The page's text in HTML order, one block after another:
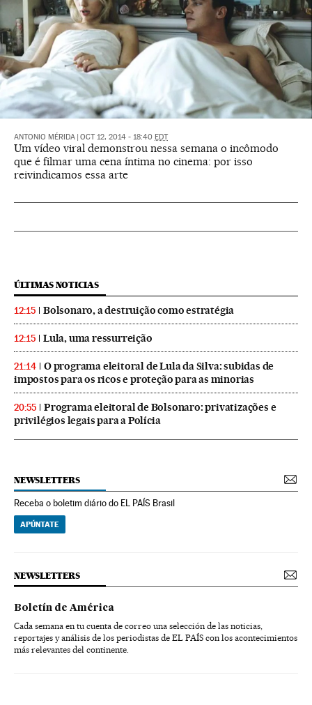
ANTONIO MÉRIDA OCT 12, 2014 - 18:40 EDT
Um vídeo viral demonstrou nessa semana o incômodo
que é filmar uma cena íntima no cinema: por isso
reivindicamos essa arte
ÚLTIMAS NOTICIAS
12:15 Bolsonaro, a destruição como estratégia
12:15 Lula, uma ressurreição
21:14
O programa eleitoral de Lula da Silva: subidas de
impostos para os ricos e proteção para as minorias
20:55
Programa eleitoral de Bolsonaro: privatizações e
privilégios legais para a Polícia
NEWSLETTERS
Receba o boletim diário do EL PAÍS Brasil
APÚNTATE
NEWSLETTERS
Boletín de América
Cada semana en tu cuenta de correo una selección de las noticias,
reportajes y análisis de los periodistas de EL PAÍS con los acontecimientos
más relevantes del continente.